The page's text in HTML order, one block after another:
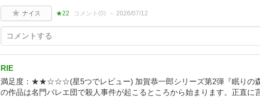
ナイス ★22 コメント(0) 2026/07/12
RIE
満足度：★★☆☆☆(星5つでレビュー) 加賀恭一郎シリーズ第2弾『眠りの
の作品は名門バレエ団で殺人事件が起こるところから始まります。正直に